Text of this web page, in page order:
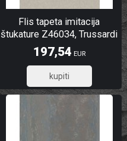
Flis tapeta imitacija
štukature Z46034, Trussardi
6 | Ljepilo besplatno
197,54 EUR
158,03